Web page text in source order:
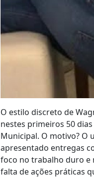
O estilo discreto de
nestes primeiros 50
Municipal. O motivo? O
apresentado entregas
foco no trabalho duro e
falta de ações práticas